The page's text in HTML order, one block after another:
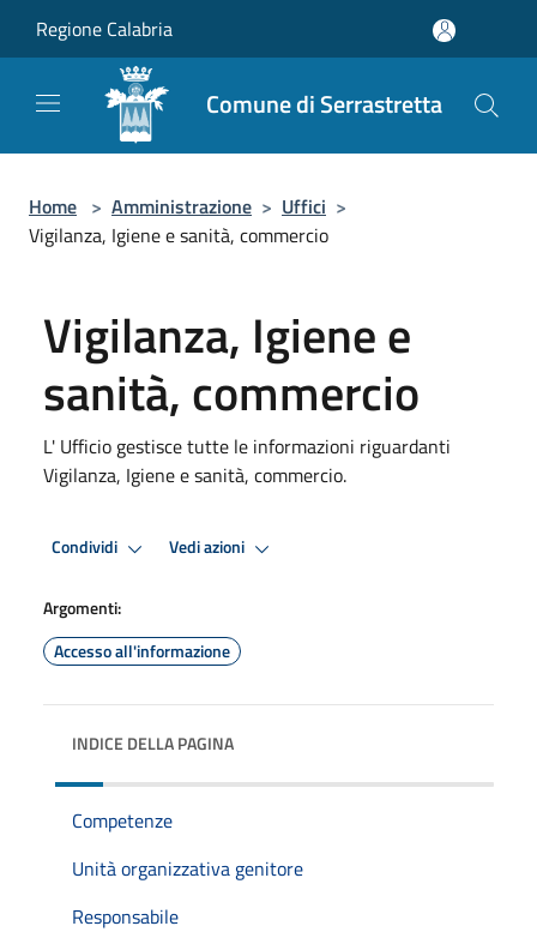
Regione Calabria
Comune di Serrastretta
Home > Amministrazione > Uffici >
Vigilanza, Igiene e sanità, commercio
Vigilanza, Igiene e
sanità, commercio
L' Ufficio gestisce tutte le informazioni riguardanti
Vigilanza, Igiene e sanità, commercio.
Condividi Vedi azioni
Argomenti:
Accesso all'informazione
INDICE DELLA PAGINA
Competenze
Unità organizzativa genitore
Responsabile